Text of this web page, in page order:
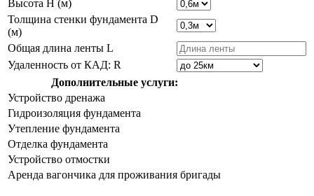
Высота H (м)
Толщина стенки фундамента D
(м)
Общая длина ленты L
Удаленность от КАД: R
Дополнительные услуги:
Устройство дренажа
Гидроизоляция фундамента
Утепление фундамента
Отделка фундамента
Устройство отмостки
Аренда вагончика для проживания бригады